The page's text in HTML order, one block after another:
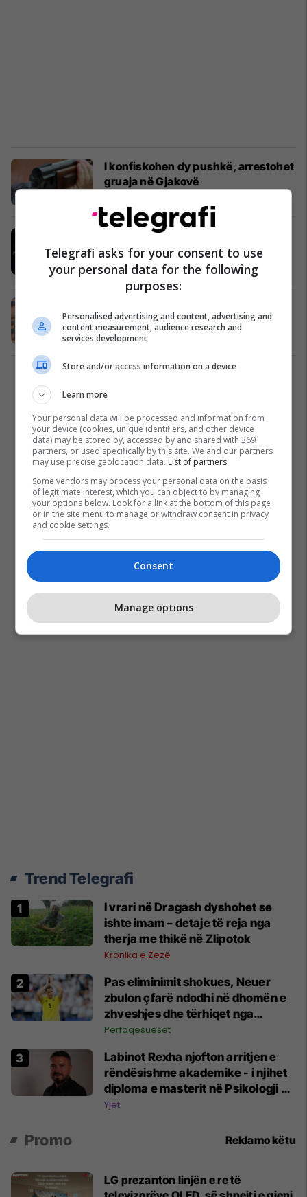
I konfiskohen dy pushkë, arrestohet
gruaja në Gjakovë
Policia sekuestrohen tri armë në
Skenderaj
Kronika e Zezë 20/08/2021
ndryshme në Malishevë
Kronika e Zezë
Trend Telegrafi
​I vrari në Dragash dyshohet se
ishte imam – detaje të reja nga
therja me thikë në Zlipotok
Kronika e Zezë
Pas eliminimit shokues, Neuer
zbulon çfarë ndodhi në dhomën e
zhveshjes dhe tërhiqet nga
kombëtarja
Përfaqësueset
Labinot Rexha njofton arritjen e
rëndësishme akademike - i njihet
diploma e masterit në Psikologji në
Zvicër
Yjet
Promo Reklamo këtu
LG prezanton linjën e re të
Telegrafi asks for your consent to use
your personal data for the following
purposes:
Personalised advertising and content, advertising and
content measurement, audience research and
services development
Store and/or access information on a device
Learn more
Your personal data will be processed and information from
your device (cookies, unique identifiers, and other device
data) may be stored by, accessed by and shared with 369
partners, or used specifically by this site. We and our partners
may use precise geolocation data. List of partners.
Some vendors may process your personal data on the basis
of legitimate interest, which you can object to by managing
your options below. Look for a link at the bottom of this page
or in the site menu to manage or withdraw consent in privacy
and cookie settings.
Consent
Manage options